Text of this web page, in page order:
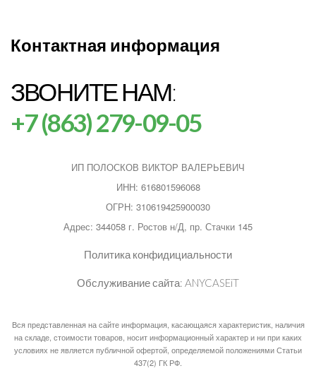
Контактная информация
ЗВОНИТЕ НАМ:
+7 (863) 279-09-05
ИП ПОЛОСКОВ ВИКТОР ВАЛЕРЬЕВИЧ
ИНН: 616801596068
ОГРН: 310619425900030
Адрес: 344058 г. Ростов н/Д, пр. Стачки 145
Политика конфидициальности
Обслуживание сайта: ANYCASEiT
Вся представленная на сайте информация, касающаяся характеристик, наличия
на складе, стоимости товаров, носит информационный характер и ни при каких
условиях не является публичной офертой, определяемой положениями Статьи
437(2) ГК РФ.